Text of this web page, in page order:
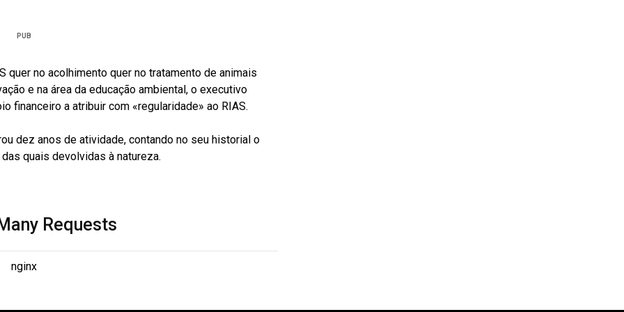
PUB
quer no acolhimento quer no tratamento de animais
e na área da educação ambiental, o executivo
financeiro a atribuir com «regularidade» ao RIAS.
dez anos de atividade, contando no seu historial o
quais devolvidas à natureza.
Requests
nginx